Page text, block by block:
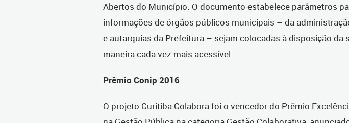
Abertos do Município. O documento estabelece parâmetros
informações de órgãos públicos municipais – da
e autarquias da Prefeitura – sejam colocadas à disposição da
maneira cada vez mais acessível.
Prêmio Conip 2016
O projeto Curitiba Colabora foi o vencedor do Prêmio